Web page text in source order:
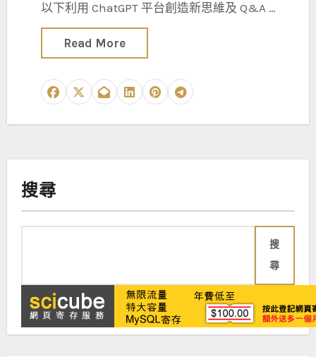
以下利用 ChatGPT 平台創造新思維及 Q&A …
Read More
搜尋
搜
尋